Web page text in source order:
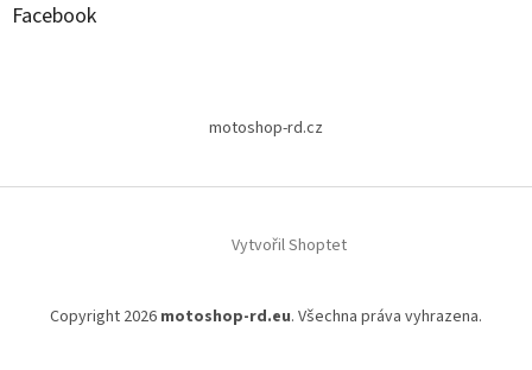
Facebook
motoshop-rd.cz
Vytvořil Shoptet
Copyright 2026 motoshop-rd.eu. Všechna práva vyhrazena.